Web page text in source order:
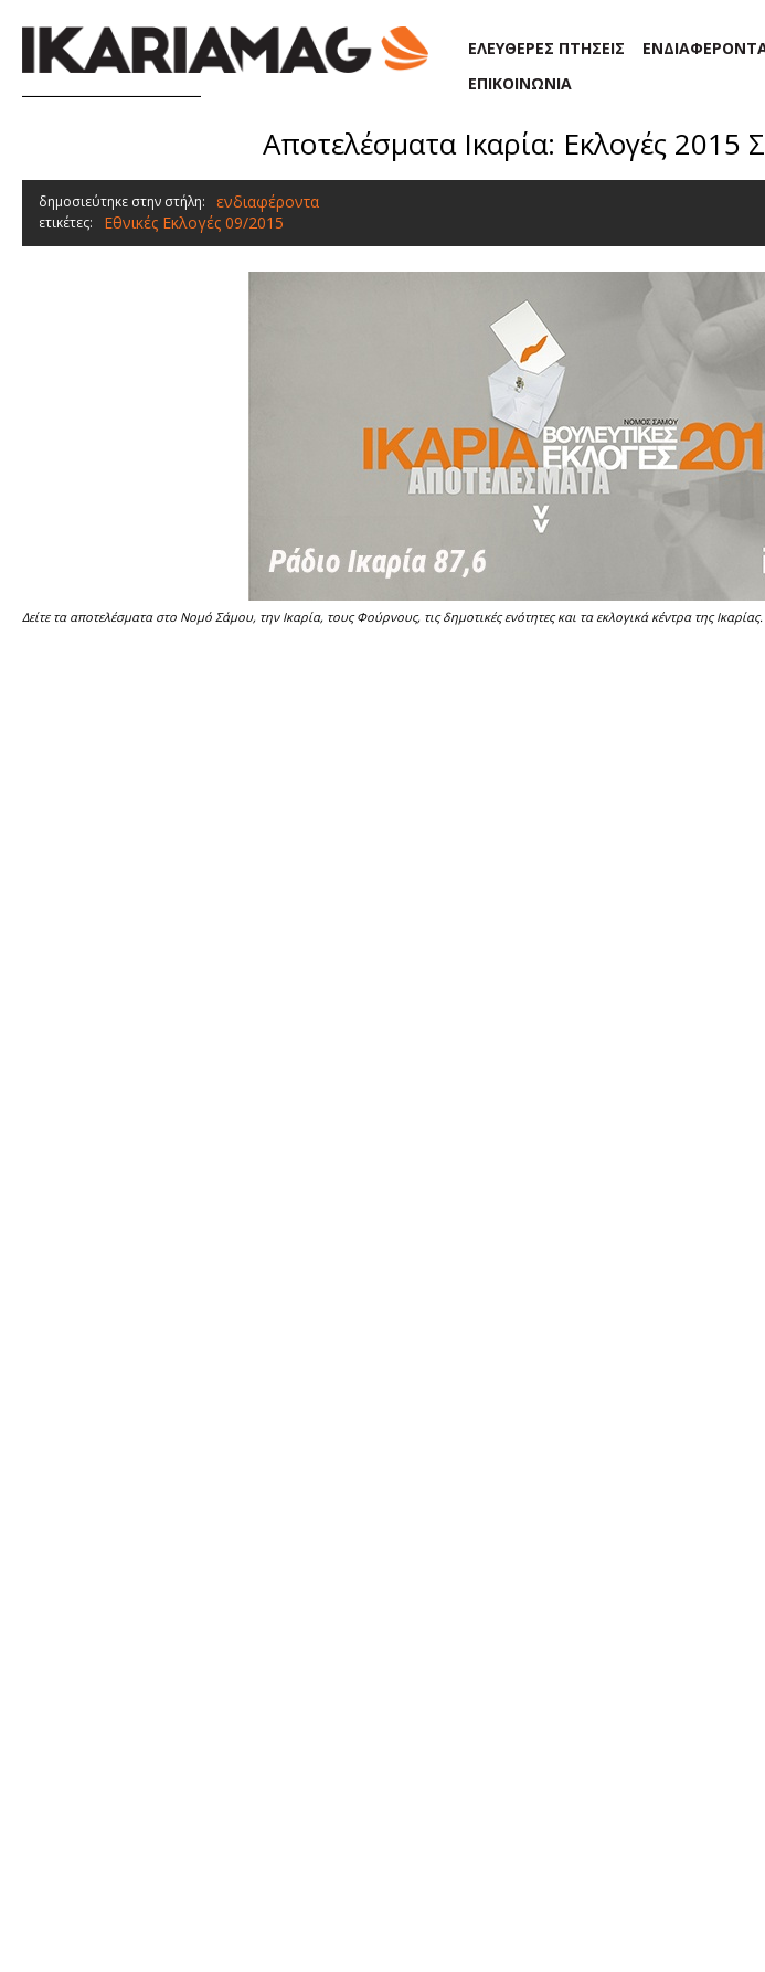
ΕΛΕΥΘΕΡΕΣ ΠΤΗΣΕΙΣ
ΕΠΙΚΟΙΝΩΝΙΑ
Αποτελέσματα Ικαρία: Εκλογές 2015
δημοσιεύτηκε στην στήλη: ενδιαφέροντα
ετικέτες: Εθνικές Εκλογές 09/2015
Δείτε τα αποτελέσματα στο Νομό Σάμου, την Ικαρία, τους Φούρνους, τις δημοτικές ενότητες και τα εκλογικά κέντρα της